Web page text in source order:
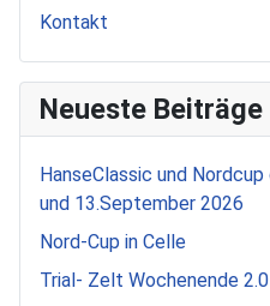
Kontakt
Neueste Beiträge
HanseClassic und
und 13.September 2026
Nord-Cup in Celle
Trial- Zelt Wochenende